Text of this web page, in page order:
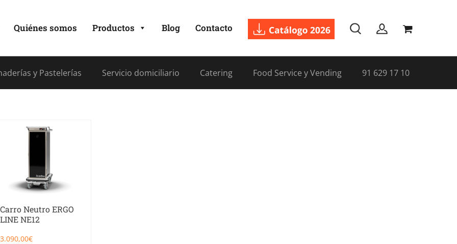
Quiénes somos Productos Blog Contacto
y Pastelerías Servicio domiciliario Catering Food Service y Vending 91 629 17 10
Carro Neutro ERGO
LINE NE12
3.090,00€